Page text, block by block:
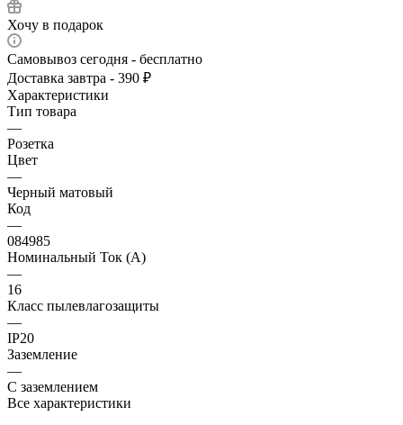
Хочу в подарок
Самовывоз сегодня - бесплатно
Доставка завтра - 390 ₽
Характеристики
Тип товара
—
Розетка
Цвет
—
Черный матовый
Код
—
084985
Номинальный Ток (A)
—
16
Класс пылевлагозащиты
—
IP20
Заземление
—
С заземлением
Все характеристики